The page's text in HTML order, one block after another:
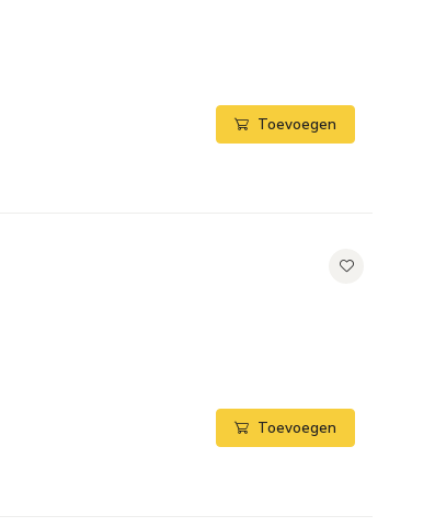
Toevoegen
Toevoegen